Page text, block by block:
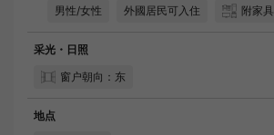
男性/女性
外國居民可入住 附家
采光・日照
窗户朝向：东
地点